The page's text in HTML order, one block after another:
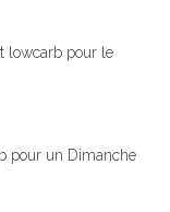
lowcarb pour le
pour un Dimanche